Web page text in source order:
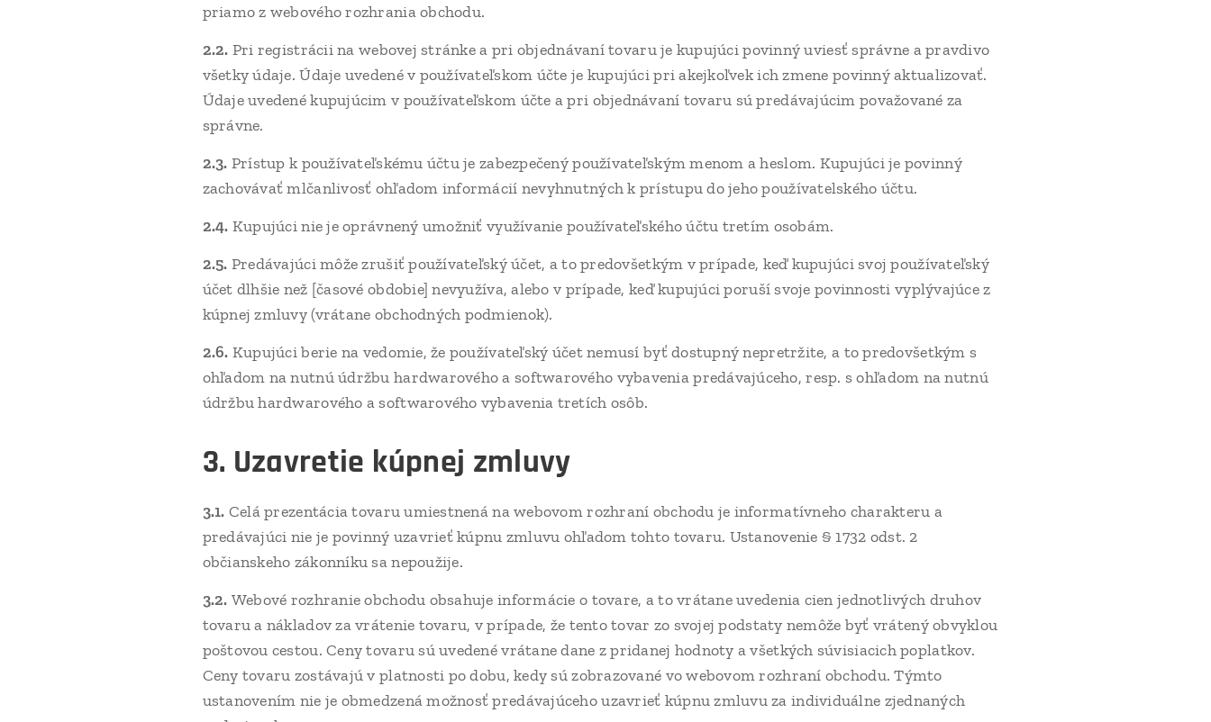
priamo z webového rozhrania obchodu.
2.2. Pri registrácii na webovej stránke a pri objednávaní tovaru je kupujúci povinný uviesť správne a pravdivo
všetky údaje. Údaje uvedené v používateľskom účte je kupujúci pri akejkoľvek ich zmene povinný aktualizovať.
Údaje uvedené kupujúcim v používateľskom účte a pri objednávaní tovaru sú predávajúcim považované za
správne.
2.3. Prístup k používateľskému účtu je zabezpečený používateľským menom a heslom. Kupujúci je povinný
zachovávať mlčanlivosť ohľadom informácií nevyhnutných k prístupu do jeho používatelského účtu.
2.4. Kupujúci nie je oprávnený umožniť využívanie používateľského účtu tretím osobám.
2.5. Predávajúci môže zrušiť používateľský účet, a to predovšetkým v prípade, keď kupujúci svoj používateľský
účet dlhšie než [časové obdobie] nevyužíva, alebo v prípade, keď kupujúci poruší svoje povinnosti vyplývajúce z
kúpnej zmluvy (vrátane obchodných podmienok).
2.6. Kupujúci berie na vedomie, že používateľský účet nemusí byť dostupný nepretržite, a to predovšetkým s
ohľadom na nutnú údržbu hardwarového a softwarového vybavenia predávajúceho, resp. s ohľadom na nutnú
údržbu hardwarového a softwarového vybavenia tretích osôb.
3. Uzavretie kúpnej zmluvy
3.1. Celá prezentácia tovaru umiestnená na webovom rozhraní obchodu je informatívneho charakteru a
predávajúci nie je povinný uzavrieť kúpnu zmluvu ohľadom tohto tovaru. Ustanovenie § 1732 odst. 2
občianskeho zákonníku sa nepoužije.
3.2. Webové rozhranie obchodu obsahuje informácie o tovare, a to vrátane uvedenia cien jednotlivých druhov
tovaru a nákladov za vrátenie tovaru, v prípade, že tento tovar zo svojej podstaty nemôže byť vrátený obvyklou
poštovou cestou. Ceny tovaru sú uvedené vrátane dane z pridanej hodnoty a všetkých súvisiacich poplatkov.
Ceny tovaru zostávajú v platnosti po dobu, kedy sú zobrazované vo webovom rozhraní obchodu. Týmto
ustanovením nie je obmedzená možnosť predávajúceho uzavrieť kúpnu zmluvu za individuálne zjednaných